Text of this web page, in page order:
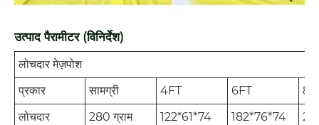
उत्पाद पैरामीटर (विनिर्देश)
लोचदार मेज़पोश
प्रकार
सामग्री 4FT 6FT
लोचदार
280 ग्राम
122*61*74
182*76*74